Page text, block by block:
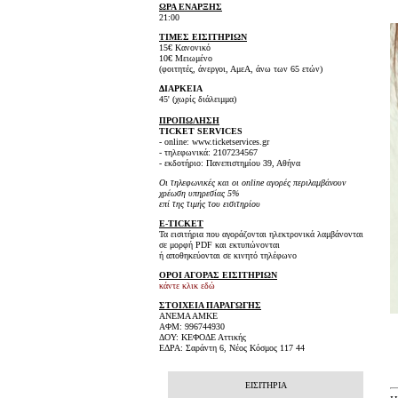
ΩΡΑ ΕΝΑΡΞΗΣ
21:00
ΤΙΜΕΣ ΕΙΣΙΤΗΡΙΩΝ
15€ Κανονικό
10€ Μειωμένο
(φοιτητές, άνεργοι, ΑμεΑ, άνω των 65 ετών)
ΔΙΑΡΚΕΙΑ
45' (χωρίς διάλειμμα)
ΠΡΟΠΩΛΗΣΗ
TICKET SERVICES
- online: www.ticketservices.gr
- τηλεφωνικά: 2107234567
- εκδοτήριο: Πανεπιστημίου 39, Αθήνα
Οι τηλεφωνικές και οι online αγορές περιλαμβάνουν
χρέωση υπηρεσίας 5%
επί της τιμής του εισιτηρίου
E-TICKET
Τα εισιτήρια που αγοράζονται ηλεκτρονικά λαμβάνονται
σε μορφή PDF και εκτυπώνονται
ή αποθηκεύονται σε κινητό τηλέφωνο
ΟΡΟΙ ΑΓΟΡΑΣ ΕΙΣΙΤΗΡΙΩΝ
κάντε κλικ εδώ
ΣΤΟΙΧΕΙΑ ΠΑΡΑΓΩΓΗΣ
ΑΝΕΜΑ ΑMKE
ΑΦΜ: 996744930
ΔΟΥ: ΚΕΦΟΔΕ Αττικής
ΕΔΡΑ: Σαράντη 6, Νέος Κόσμος 117 44
ΕΙΣΙΤΗΡΙΑ